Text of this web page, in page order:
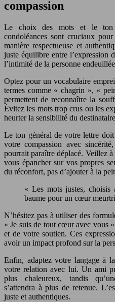
compassion
Le choix des mots et le ton
condoléances sont cruciaux
manière respectueuse et
juste équilibre entre l’expression
l’intimité de la personne
Optez pour un vocabulaire
termes comme « chagrin », «
permettent de reconnaître la
Évitez les mots trop crus ou les
heurter la sensibilité du
Le ton général de votre lettre
votre compassion avec
pourrait paraître déplacé. Veillez
vous épancher sur vos propres
du réconfort, pas d’ajouter à la
« Les mots justes, choisis
baume pour un cœur
N’hésitez pas à utiliser des
« Je suis de tout cœur avec vous
et de votre soutien. Ces
avoir un impact profond sur la
Enfin, adaptez votre langage à
votre relation avec lui. Un ami
plus chaleureux, tandis
s’attendra à plus de retenue.
juste et authentiques.